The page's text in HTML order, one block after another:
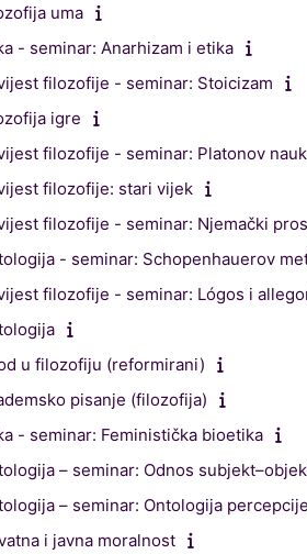
uma
- seminar: Anarhizam i etika
filozofije - seminar: Stoicizam
igre
filozofije - seminar: Platonov
filozofije: stari vijek
filozofije - seminar: Njemački
- seminar: Schopenhauerov
filozofije - seminar: Lógos i
u filozofiju (reformirani)
pisanje (filozofija)
- seminar: Feministička bioetika
– seminar: Odnos
– seminar: Ontologija percepcije
i javna moralnost